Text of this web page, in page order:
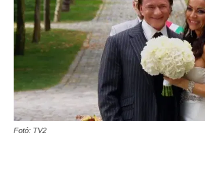
Fotó: TV2